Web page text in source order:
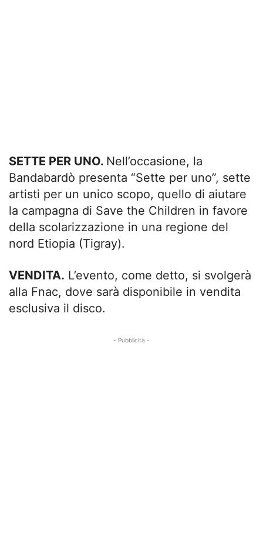
SETTE PER UNO. Nell’occasione, la
Bandabardò presenta “Sette per uno”, sette
artisti per un unico scopo, quello di aiutare
la campagna di Save the Children in favore
della scolarizzazione in una regione del
nord Etiopia (Tigray).
VENDITA. L’evento, come detto, si svolgerà
alla Fnac, dove sarà disponibile in vendita
esclusiva il disco.
- Pubblicità -